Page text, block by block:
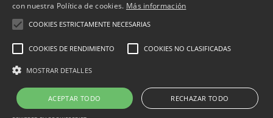
Inicio Compartir chollo Destacados
Cronológico
con nuestra Política de cookies. Más información
COOKIES ESTRICTAMENTE NECESARIAS
COOKIES DE RENDIMIENTO COOKIES NO CLASIFICADAS
MOSTRAR DETALLES
ACEPTAR TODO RECHAZAR TODO